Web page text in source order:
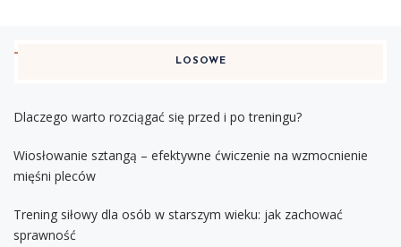
LOSOWE
Dlaczego warto rozciągać się przed i po treningu?
Wiosłowanie sztangą – efektywne ćwiczenie na wzmocnienie
mięśni pleców
Trening siłowy dla osób w starszym wieku: jak zachować
sprawność